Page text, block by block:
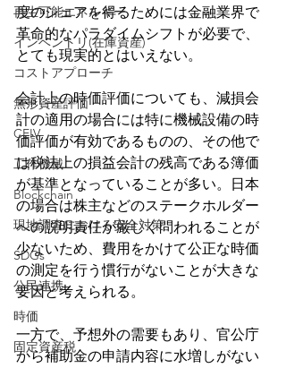
再生可能エネルギー
インベントリ(在庫資産)
コストアプローチ
無形資産評価
CEIV
工作機械
Blockchain
現地調査における安全対策
SDGs
公民連携
時価
固定資産税
度のシェアを得るためには金融業界で
革命的なパラダイムシフトが必要で、
とても現実的とはいえない。
会計上の時価評価についても、減損会
計の適用の場合には特に機械設備の時
価評価が有効であるものの、その他で
は税法上の損益会計の残高である簿価
が基準となっていることが多い。日本
の場合は株主などのステークホルダー
への説明責任が厳しく問われることが
少ないため、費用をかけて公正な時価
の測定を行う慣行がないことが大きな
要因と考えられる。
一方で、予想外の需要もあり、官公庁
から補助金の申請内容に水増しがない